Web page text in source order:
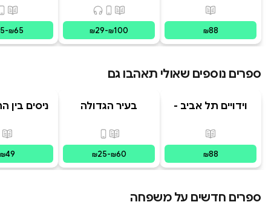
פורמטים זמינים
מודפס
₪88
פורמטים זמינים
מודפס,
₪29-₪100
-₪65
ספרים נוספים שאולי תאהבו גם
וידויים תל אביב -
פורמטים זמינים
מודפס
₪88
בעיר הגדולה
פורמטים זמינים מודפס,
₪25-₪60
ניסים בין
₪49
ספרים חדשים על משפחה